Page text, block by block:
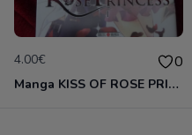
4.00€ 0
Manga KISS OF ROSE PRINCESS tome 1